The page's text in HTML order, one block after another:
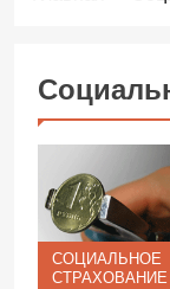
СОЦИАЛЬНОЕ
СТРАХОВАНИЕ